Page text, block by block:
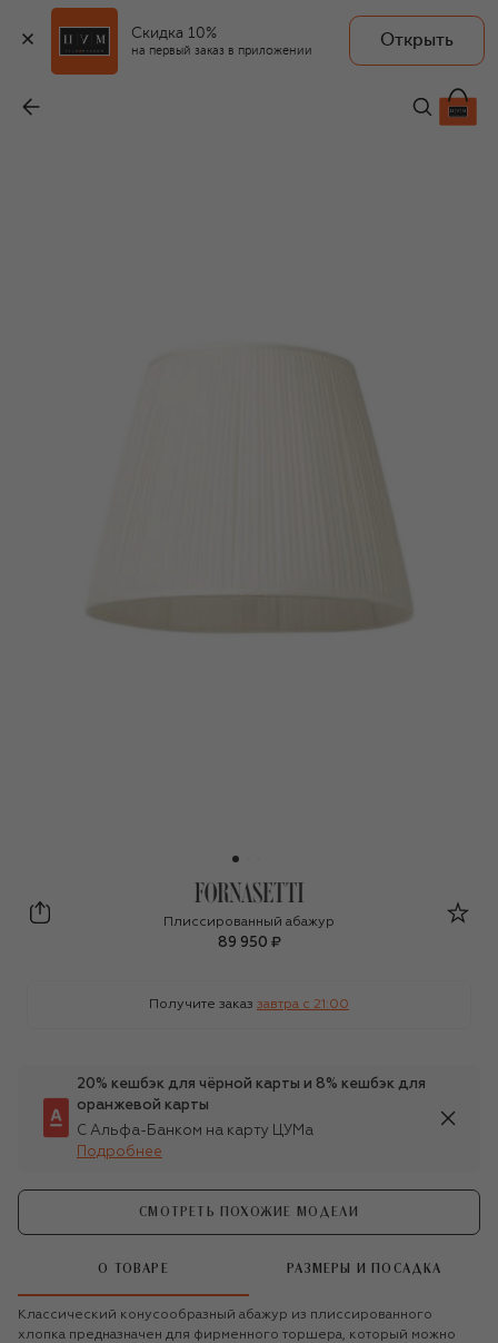
Скидка 10%
на первый заказ в приложении
Открыть
89 950 ₽
Fornasetti
Плиссированный абажур
89 950 ₽
Получите заказ завтра c 21:00
20% кешбэк для чёрной карты и 8% кешбэк для
оранжевой карты
С Альфа-Банком на карту ЦУМа
Подробнее
СМОТРЕТЬ ПОХОЖИЕ МОДЕЛИ
О ТОВАРЕ РАЗМЕРЫ И ПОСАДКА
Классический конусообразный абажур из плиссированного
хлопка предназначен для фирменного торшера, который можно